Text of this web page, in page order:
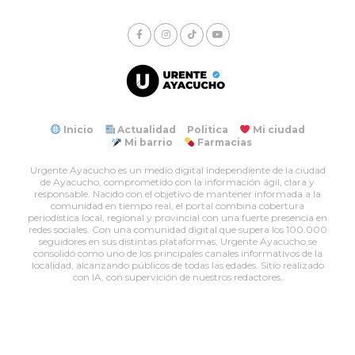
Inicio Actualidad Politica
Mi ciudad
Mi barrio
Farmacias
Urgente Ayacucho es un medio digital independiente de la ciudad
de Ayacucho, comprometido con la información ágil, clara y
responsable. Nacido con el objetivo de mantener informada a la
comunidad en tiempo real, el portal combina cobertura
periodística local, regional y provincial con una fuerte presencia en
redes sociales. Con una comunidad digital que supera los 100.000
seguidores en sus distintas plataformas, Urgente Ayacucho se
consolidó como uno de los principales canales informativos de la
localidad, alcanzando públicos de todas las edades. Sitio realizado
con IA, con supervición de nuestros redactores.